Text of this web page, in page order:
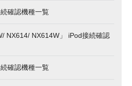
確認機種一覧
NX614/ NX614W」 iPod接続確認
確認機種一覧